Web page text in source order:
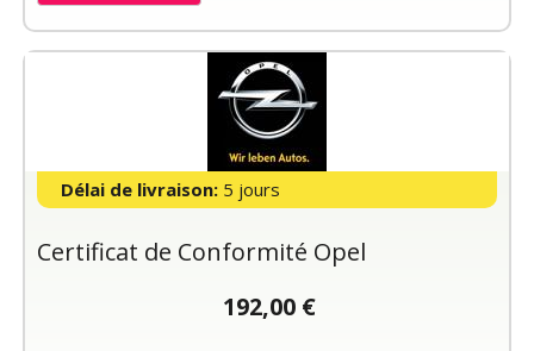
Délai de livraison: 5 jours
Certificat de Conformité Opel
192,00 €